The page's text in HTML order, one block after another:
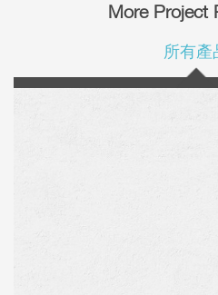
More Project
所有產